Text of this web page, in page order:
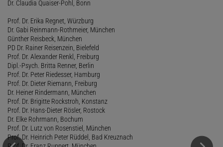
Dr. Claudia Quaiser-Pohl, Bonn
Prof. Dr. Erika Regnet, Würzburg
Dr. Gabi Reinmann-Rothmeier, München
Günther Reisbeck, München
PD Dr. Rainer Reisenzein, Bielefeld
Prof. Dr. Alexander Renkl, Freiburg
Dipl.-Psych. Britta Renner, Berlin
Prof. Dr. Peter Riedesser, Hamburg
Prof. Dr. Dieter Riemann, Freiburg
Dr. Heiner Rindermann, München
Prof. Dr. Brigitte Rockstroh, Konstanz
Prof. Dr. Hans-Dieter Rösler, Rostock
Dr. Elke Rohrmann, Bochum
Prof. Dr. Lutz von Rosenstiel, München
Prof. Dr. Heinrich Peter Rüddel, Bad Kreuznach